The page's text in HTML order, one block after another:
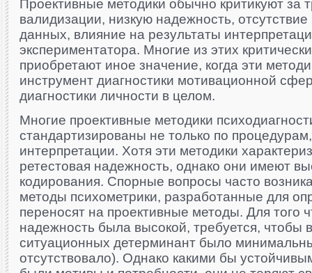
Про­ективные методики обычно критикуют за
валидизации, низ­кую надежность,
данных, влияние на резуль­таты
экспериментатора. Многие из этих
приобретают иное значение, когда эти
инструмент диагностики мотивационной
диагностики личности в целом.
Многие проективные методики
стандартизированы не только по
интер­претации. Хотя эти методики
ретестовая надеж­ность, однако они имеют
кодирования. Спорные вопросы часто
методы психомет­рики, разработанные для
переносят на про­ективные методы. Для того
надежность была высо­кой, требуется, чтобы
ситуационных детерминант было
отсутствовало). Однако какими бы